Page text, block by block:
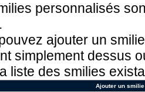
personnalisés
ajouter un
simplement dessus
liste des smilies
Ajouter un